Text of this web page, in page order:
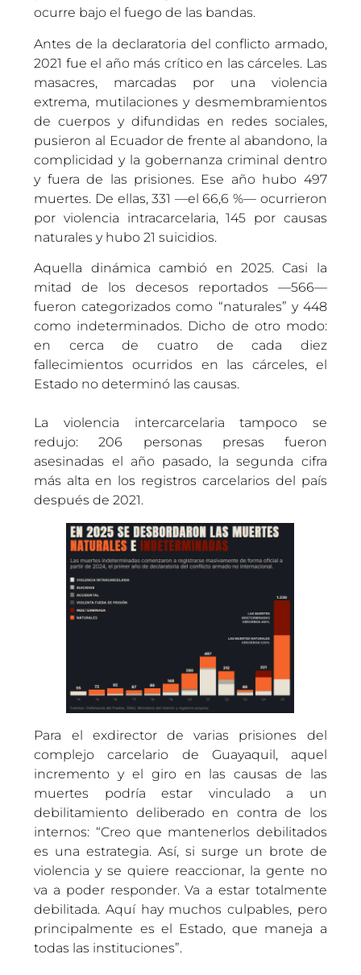
ocurre bajo el fuego de las bandas.
Antes de la declaratoria del conflicto armado,
2021 fue el año más crítico en las cárceles. Las
masacres, marcadas por una violencia
extrema, mutilaciones y desmembramientos
de cuerpos y difundidas en redes sociales,
pusieron al Ecuador de frente al abandono, la
complicidad y la gobernanza criminal dentro
y fuera de las prisiones. Ese año hubo 497
muertes. De ellas, 331 —el 66,6 %— ocurrieron
por violencia intracarcelaria, 145 por causas
naturales y hubo 21 suicidios.
Aquella dinámica cambió en 2025. Casi la
mitad de los decesos reportados —566—
fueron categorizados como “naturales” y 448
como indeterminados. Dicho de otro modo:
en cerca de cuatro de cada diez
fallecimientos ocurridos en las cárceles, el
Estado no determinó las causas.
La violencia intercarcelaria tampoco se
redujo: 206 personas presas fueron
asesinadas el año pasado, la segunda cifra
más alta en los registros carcelarios del país
después de 2021.
Para el exdirector de varias prisiones del
complejo carcelario de Guayaquil, aquel
incremento y el giro en las causas de las
muertes podría estar vinculado a un
debilitamiento deliberado en contra de los
internos: “Creo que mantenerlos debilitados
es una estrategia. Así, si surge un brote de
violencia y se quiere reaccionar, la gente no
va a poder responder. Va a estar totalmente
debilitada. Aquí hay muchos culpables, pero
principalmente es el Estado, que maneja a
todas las instituciones”.